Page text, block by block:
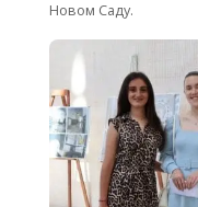
Новом Саду.